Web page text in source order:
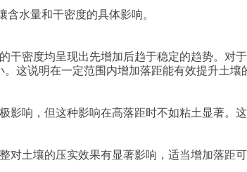
水量和干密度的具体影响。
密度均呈现出先增加后趋于稳定的趋势。对于
这说明在一定范围内增加落距能有效提升土
响，但这种影响在高落距时不如粘土显著。
对土壤的压实效果有显著影响，适当增加落距